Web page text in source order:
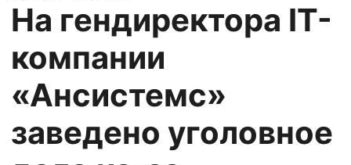
На гендиректора IT-
компании
«Ансистемс»
заведено уголовное